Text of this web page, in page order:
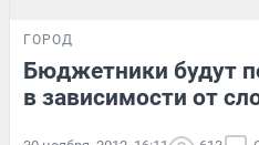
ГОРОД
Бюджетники будут
в зависимости от